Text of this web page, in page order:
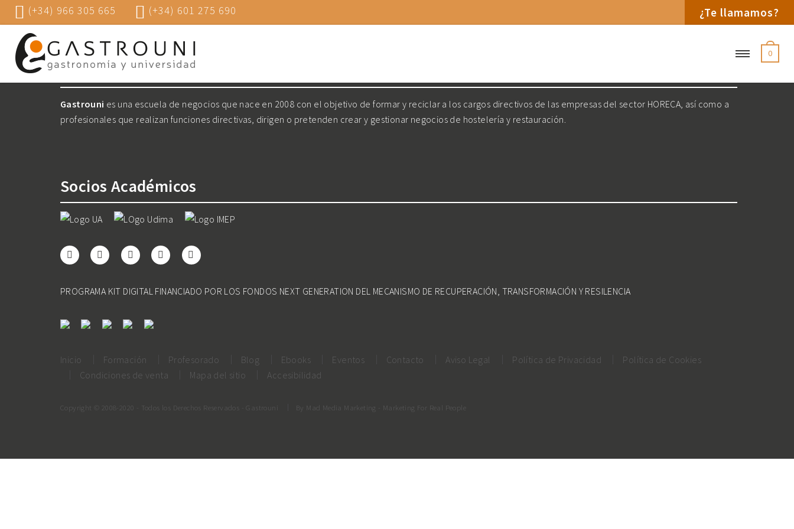
(+34) 966 305 665 (+34) 601 275 690 ¿Te llamamos?
0
Nosotros
Gastrouni es una escuela de negocios que nace en 2008 con el objetivo de formar y reciclar a los cargos directivos de las empresas del sector HORECA, así como a
profesionales que realizan funciones directivas, dirigen o pretenden crear y gestionar negocios de hostelería y restauración.
Socios Académicos
PROGRAMA KIT DIGITAL FINANCIADO POR LOS FONDOS NEXT GENERATION DEL MECANISMO DE RECUPERACIÓN, TRANSFORMACIÓN Y RESILENCIA
Inicio Formación Profesorado Blog Ebooks Eventos Contacto Aviso Legal Política de Privacidad
Política de Cookies
Condiciones de venta
Mapa del sitio Accesibilidad
Copyright © 2008-2020 - Todos los Derechos Reservados - Gastrouni By Mad Media Marketing - Marketing For Real People